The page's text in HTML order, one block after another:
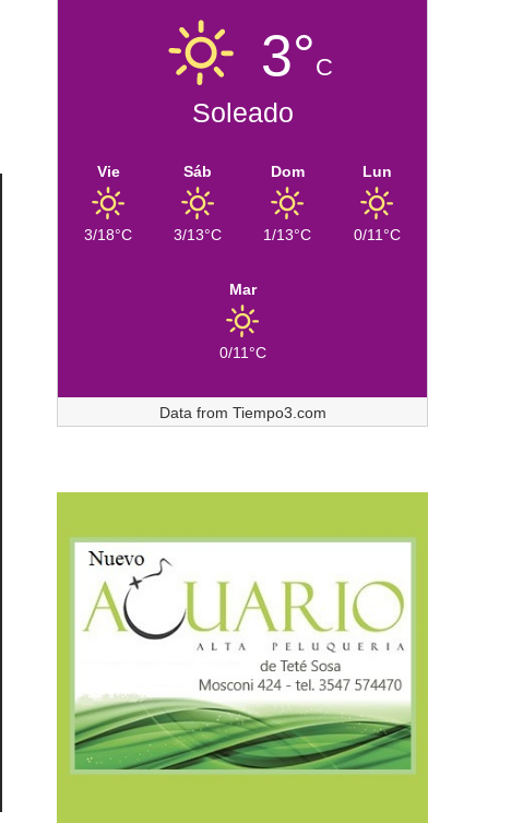
3°C
Soleado
Vie
3/18°C
Sáb
3/13°C
Dom
1/13°C
Lun
0/11°C
Mar
0/11°C
Data from Tiempo3.com